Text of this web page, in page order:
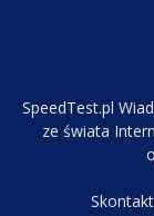
SpeedTest.pl
ze świata